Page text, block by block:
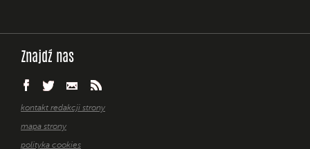
Znajdź nas
kontakt redakcji strony
mapa strony
polityka cookies